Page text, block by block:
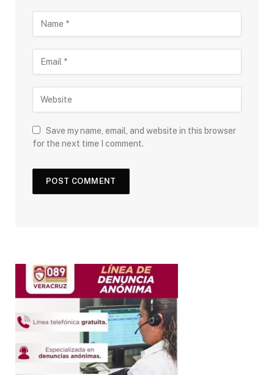
Save my name, email, and website in this browser
for the next time I comment.